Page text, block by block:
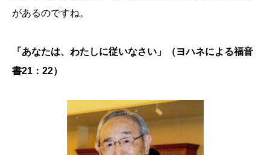
があるのですね。
「あなたは、わたしに従いなさい」（ヨハネによる福音
書21：22）